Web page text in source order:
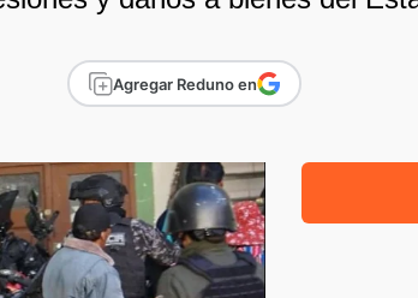
Agregar Reduno en